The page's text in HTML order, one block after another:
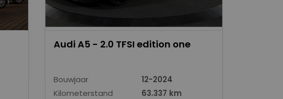
Audi A5 - 2.0 TFSI edition one
Bouwjaar
12-2024
Kilometerstand
63.337 km